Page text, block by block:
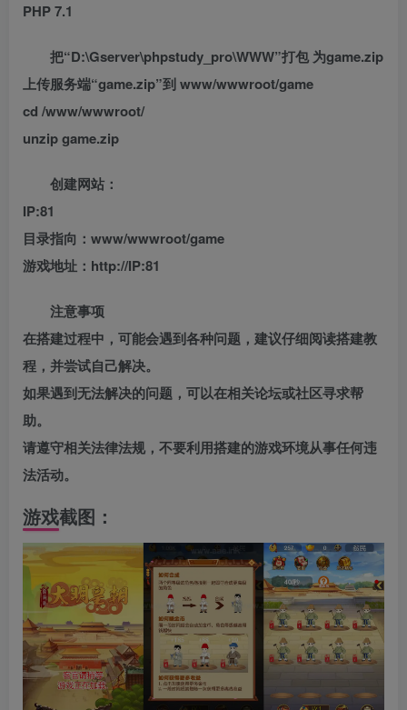
PHP 7.1
把“D:\Gserver\phpstudy_pro\WWW”打包 为game.zip
上传服务端“game.zip”到 www/wwwroot/game
cd /www/wwwroot/
unzip game.zip
创建网站：
IP:81
目录指向：www/wwwroot/game
游戏地址：http://IP:81
注意事项
在搭建过程中，可能会遇到各种问题，建议仔细阅读搭建教
程，并尝试自己解决。
如果遇到无法解决的问题，可以在相关论坛或社区寻求帮
助。
请遵守相关法律法规，不要利用搭建的游戏环境从事任何违
法活动。
游戏截图：